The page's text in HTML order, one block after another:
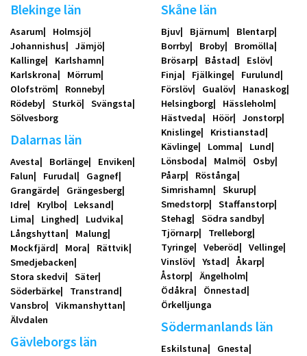
Blekinge län
Asarum
Holmsjö
Johannishus
Jämjö
Kallinge
Karlshamn
Karlskrona
Mörrum
Olofström
Ronneby
Rödeby
Sturkö
Svängsta
Sölvesborg
Dalarnas län
Avesta Borlänge
Enviken
Falun
Furudal
Gagnef
Grangärde
Grängesberg
Idre
Krylbo
Leksand
Lima
Linghed
Ludvika
Långshyttan
Malung
Mockfjärd
Mora
Rättvik
Smedjebacken
Stora skedvi
Säter
Söderbärke
Transtrand
Vansbro
Vikmanshyttan
Älvdalen
Gävleborgs län
Skåne län
Bjuv Bjärnum
Blentarp
Borrby
Broby
Bromölla
Brösarp
Båstad
Eslöv
Finja
Fjälkinge
Furulund
Förslöv
Gualöv
Hanaskog
Helsingborg
Hässleholm
Hästveda
Höör
Jonstorp
Knislinge
Kristianstad
Kävlinge
Lomma
Lund
Lönsboda
Malmö
Osby
Påarp
Röstånga
Simrishamn
Skurup
Smedstorp
Staffanstorp
Stehag
Södra sandby
Tjörnarp
Trelleborg
Tyringe
Veberöd
Vellinge
Vinslöv
Ystad
Åkarp
Åstorp
Ängelholm
Ödåkra
Önnestad
Örkelljunga
Södermanlands län
Eskilstuna
Gnesta